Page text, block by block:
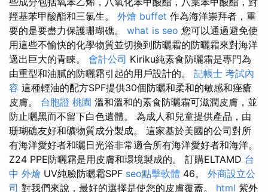
羥基苯甲酸酯和三氯生。 外燴 buffet 作為海洋崇拜者，重
要的是要盡力保護珊瑚礁。 what is seo 您可以通過避免使
用這些不愉快的化學物質並切換到防曬霜的防曬霜來對海洋
邁出巨大的青睞。 會計公司 Kiriku純素食防曬霜是專門為
由重型和油膩的防曬霜引起的用戶設計的。 記帳士 考試內
容 這種輕油的配方SPF提供30個防曬和柔和的敏感和痤瘡
皮膚。 台胞證 桃園 溫和溫和的素食防曬霜可滋潤皮膚，並
防止曬黑而不留下白色遺體。 為成人和兒童提供產品，由
珊瑚礁友好和礦物質成分製成。 這家基於美國的公司對所
有海洋愛好者和曬日光浴非常適合所有海洋愛好者和海洋。
Z24 PPE防曬霜是用皮膚和環境製成的。 訂購ELTAMD 台
中 外燴 UV純臉防曬霜SPF seo點擊軟體 46。 外商設立公
司 對我們來說，最好的選擇是使您的皮膚覆蓋。 html 紫外